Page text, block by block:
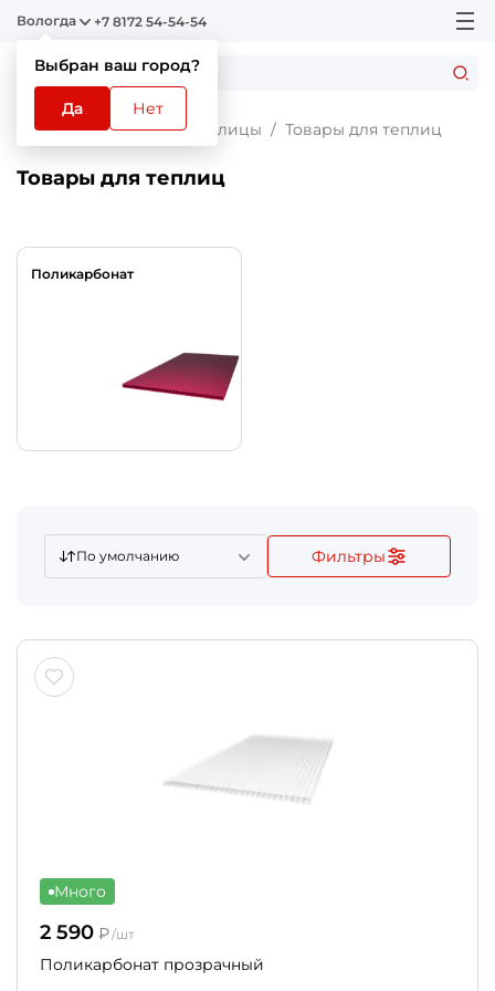
Вологда
Выбран ваш город?
Да Нет
+7 8172 54-54-54
Главная Каталог Теплицы Товары для теплиц
Товары для теплиц
Поликарбонат
По умолчанию Фильтры
Много
2 590 ₽/шт
Поликарбонат прозрачный